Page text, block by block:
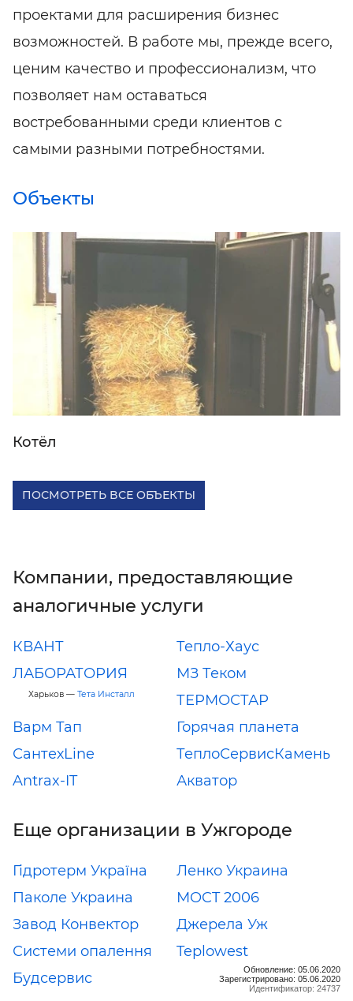
проектами для расширения бизнес
возможностей. В работе мы, прежде всего,
ценим качество и профессионализм, что
позволяет нам оставаться
востребованными среди клиентов с
самыми разными потребностями.
Объекты
Котёл
ПОСМОТРЕТЬ ВСЕ ОБЪЕКТЫ
Компании, предоставляющие
аналогичные услуги
КВАНТ
ЛАБОРАТОРИЯ
Харьков — Тета Инсталл
Тепло-Хаус
МЗ Теком
ТЕРМОСТАР
Варм Тап
Горячая планета
СантехLine
ТеплоСервисКамень
Antrax-IT
Акватор
Еще организации в Ужгороде
Гідротерм Україна
Ленко Украина
Паколе Украина
МOCT 2006
Завод Конвектор
Джерела Уж
Системи опалення
Teplowest
Будсервис
Обновление: 05.06.2020
Зарегистрировано: 05.06.2020
Идентификатор: 24737